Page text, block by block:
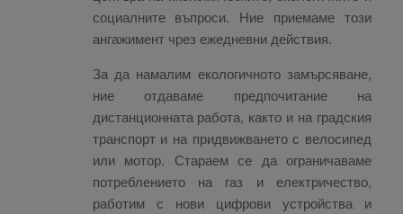
социалните въпроси. Ние приемаме този
ангажимент чрез ежедневни действия.
За да намалим екологичното замърсяване,
ние отдаваме предпочитание на
дистанционната работа, както и на градския
транспорт и на придвижването с велосипед
или мотор. Стараем се да ограничаваме
потреблението на газ и електричество,
работим с нови цифрови устройства и